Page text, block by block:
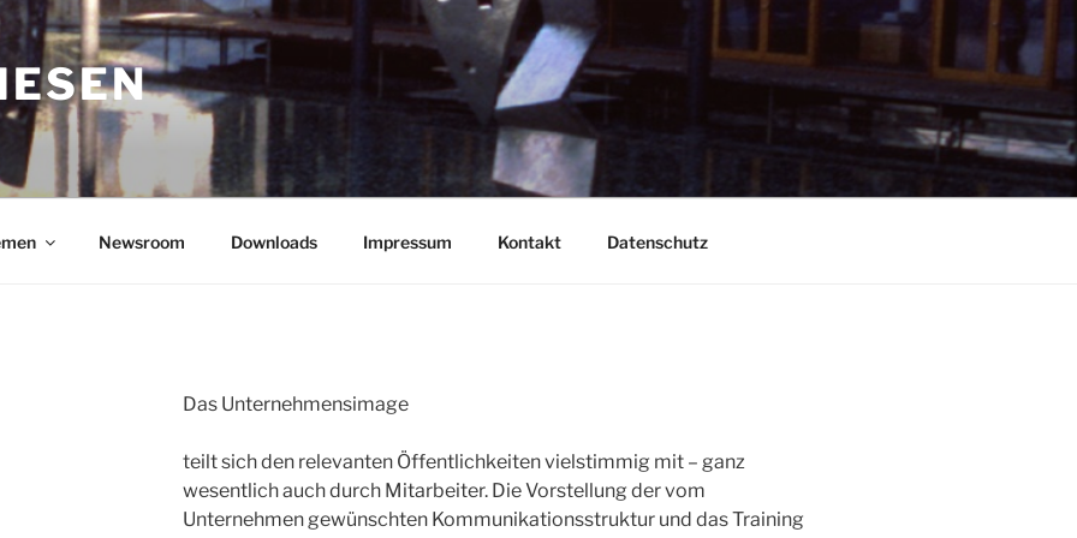
Newsroom Downloads Impressum Kontakt Datenschutz
Das Unternehmensimage
teilt sich den relevanten Öffentlichkeiten vielstimmig mit – ganz
wesentlich auch durch Mitarbeiter. Die Vorstellung der vom
Unternehmen gewünschten Kommunikationsstruktur und das Training